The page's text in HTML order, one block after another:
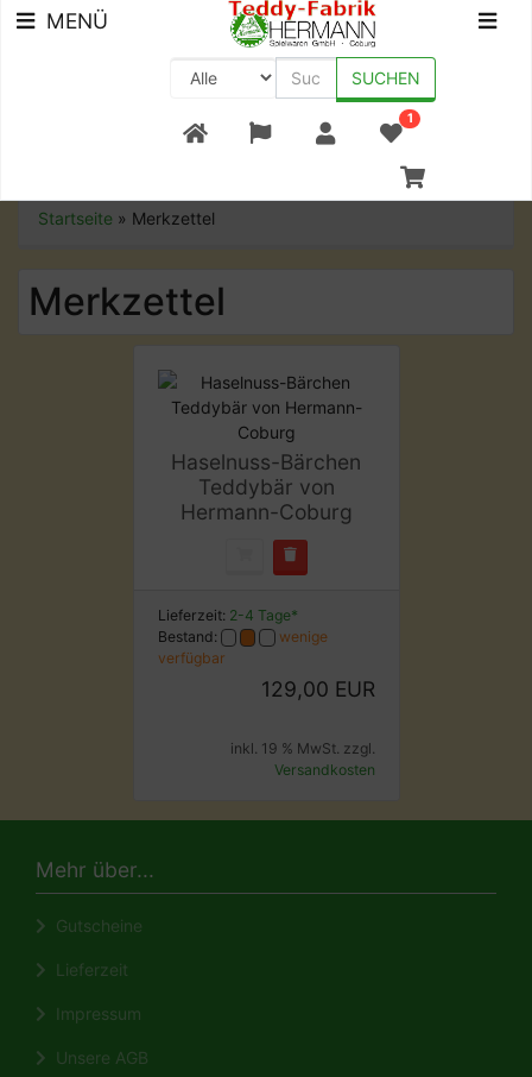
+49 (0) 9561-8590-0
MENÜ
SUCHEN
1
Startseite » Merkzettel
Merkzettel
Haselnuss-Bärchen
Teddybär von
Hermann-Coburg
Lieferzeit: 2-4 Tage*
Bestand:
wenige
verfügbar
129,00 EUR
inkl. 19 % MwSt. zzgl.
Versandkosten
Mehr über...
Gutscheine
Lieferzeit
Impressum
Unsere AGB